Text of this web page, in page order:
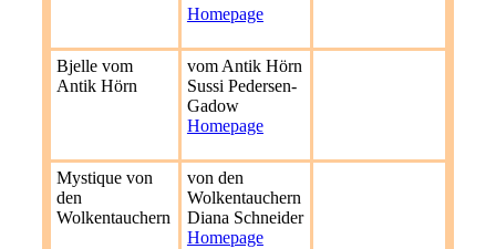
Homepage
Bjelle vom
Antik Hörn
vom Antik Hörn
Sussi Pedersen-
Gadow
Homepage
Mystique von
den
Wolkentauchern
von den
Wolkentauchern
Diana Schneider
Homepage